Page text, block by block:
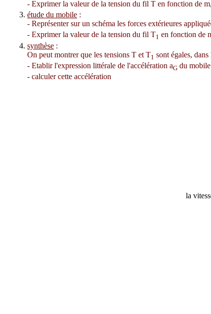
- Exprimer la valeur de la tension du fil T en fonction de
étude du mobile :
- Représenter sur un schéma les forces extérieures
- Exprimer la valeur de la tension du fil T1 en fonction de
synthèse :
On peut montrer que les tensions T et T1 sont égales,
- Etablir l'expression littérale de l'accélération aG du
- calculer cette accélération
la